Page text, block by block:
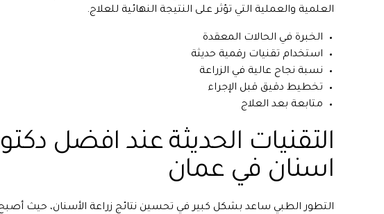
العلمية والعملية التي تؤثر على النتيجة النهائية للعلاج.
الخبرة في الحالات المعقدة
استخدام تقنيات رقمية حديثة
نسبة نجاح عالية في الزراعة
تخطيط دقيق قبل الإجراء
متابعة بعد العلاج
التقنيات الحديثة عند افضل
اسنان في عمان
التطور الطبي ساعد بشكل كبير في تحسين نتائج زراعة الأسنان، حيث